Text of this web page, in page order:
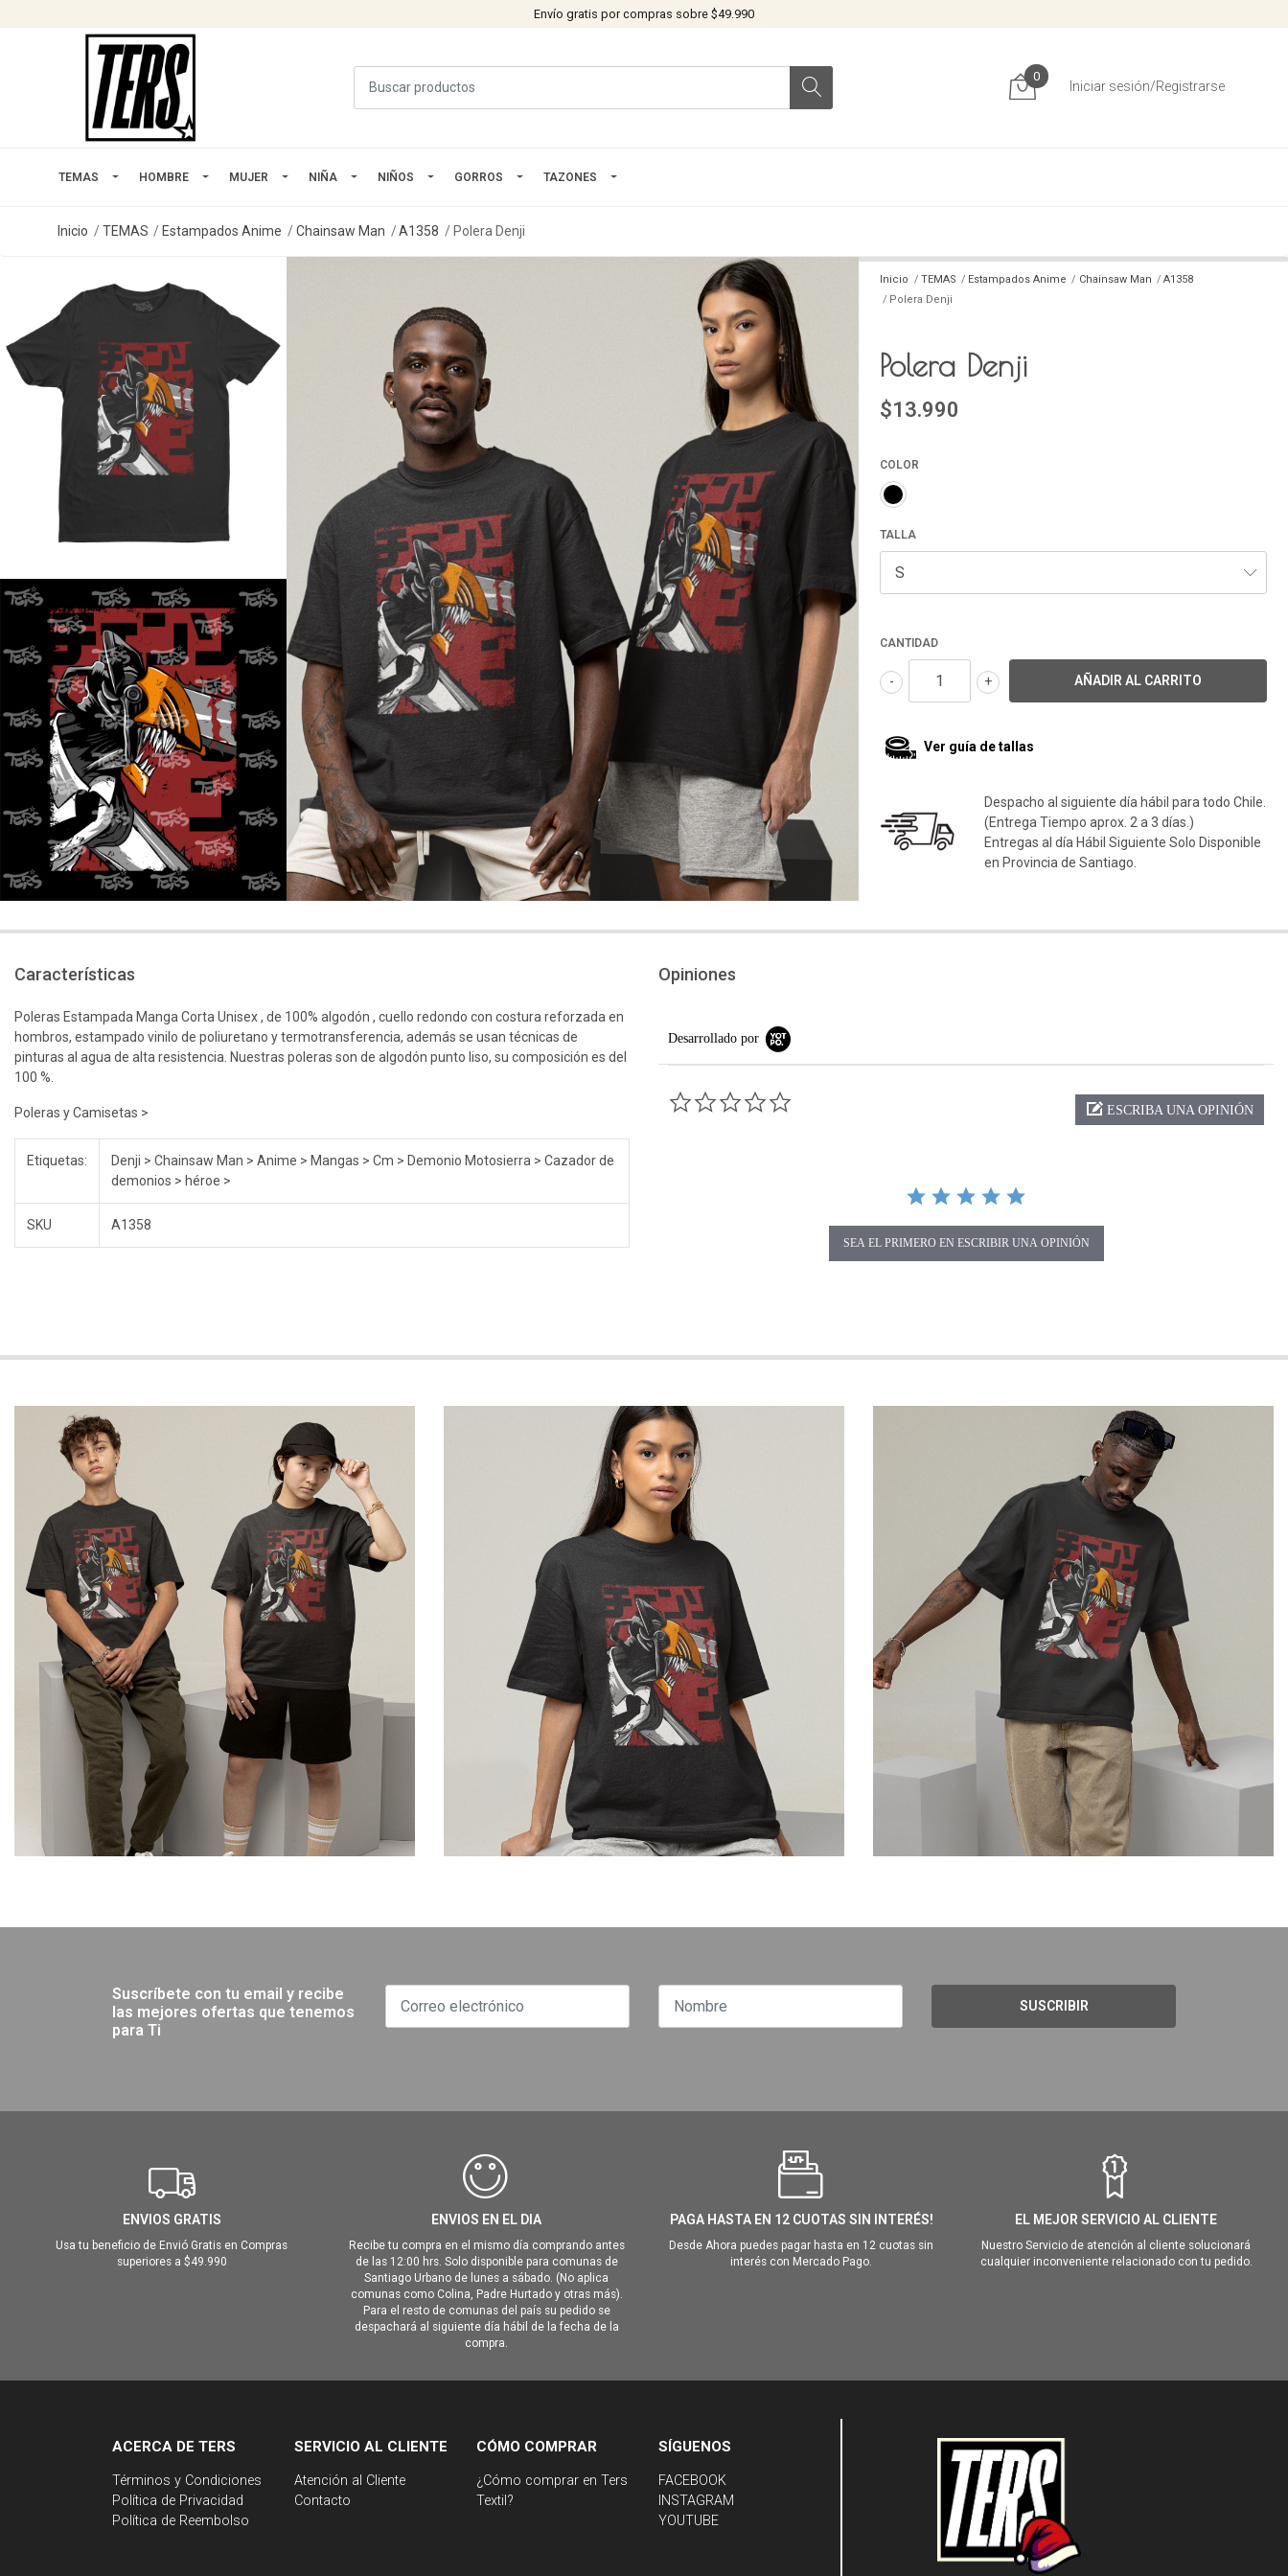
Envío gratis por compras sobre $49.990
0
Iniciar sesión/Registrarse
TEMAS HOMBRE MUJER NIÑA NIÑOS GORROS TAZONES
Inicio TEMAS Estampados Anime Chainsaw Man A1358 Polera Denji
Inicio TEMAS Estampados Anime Chainsaw Man
A1358
Polera Denji
Polera Denji
$13.990
COLOR
TALLA
CANTIDAD
+
-
Ver guía de tallas
Despacho al siguiente día hábil para todo Chile.
(Entrega Tiempo aprox. 2 a 3 días.)
Entregas al día Hábil Siguiente Solo Disponible
en Provincia de Santiago.
Características
Poleras Estampada Manga Corta Unisex , de 100% algodón , cuello redondo con costura reforzada en
hombros, estampado vinilo de poliuretano y termotransferencia, además se usan técnicas de
pinturas al agua de alta resistencia. Nuestras poleras son de algodón punto liso, su composición es del
100 %.
Poleras y Camisetas >
Etiquetas:
Denji > Chainsaw Man > Anime > Mangas > Cm > Demonio Motosierra > Cazador de
demonios > héroe >
SKU A1358
Opiniones
Desarrollado por
ESCRIBA UNA OPINIÓN
SEA EL PRIMERO EN ESCRIBIR UNA OPINIÓN
Suscríbete con tu email y recibe
las mejores ofertas que tenemos
para Ti
SUSCRIBIR
ENVIOS GRATIS
Usa tu beneficio de Envió Gratis en Compras
superiores a $49.990
ENVIOS EN EL DIA
Recibe tu compra en el mismo día comprando antes
de las 12:00 hrs. Solo disponible para comunas de
Santiago Urbano de lunes a sábado. (No aplica
comunas como Colina, Padre Hurtado y otras más).
Para el resto de comunas del país su pedido se
despachará al siguiente día hábil de la fecha de la
compra.
PAGA HASTA EN 12 CUOTAS SIN INTERÉS!
Desde Ahora puedes pagar hasta en 12 cuotas sin
interés con Mercado Pago.
EL MEJOR SERVICIO AL CLIENTE
Nuestro Servicio de atención al cliente solucionará
cualquier inconveniente relacionado con tu pedido.
ACERCA DE TERS
Términos y Condiciones
Política de Privacidad
Política de Reembolso
SERVICIO AL CLIENTE
Atención al Cliente
Contacto
CÓMO COMPRAR
¿Cómo comprar en Ters
Textil?
SÍGUENOS
FACEBOOK
INSTAGRAM
YOUTUBE